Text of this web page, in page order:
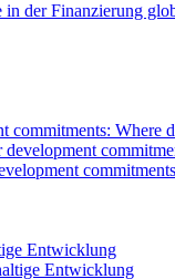
der Finanzierung
Where
Entwicklung